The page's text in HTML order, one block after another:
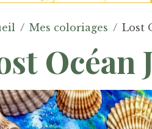
Mes coloriages Lost
Océan